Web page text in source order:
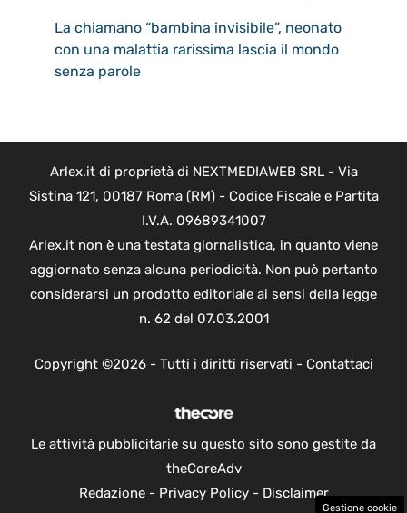
La chiamano “bambina invisibile”, neonato
con una malattia rarissima lascia il mondo
senza parole
Arlex.it di proprietà di NEXTMEDIAWEB SRL - Via
Sistina 121, 00187 Roma (RM) - Codice Fiscale e Partita
I.V.A. 09689341007
Arlex.it non è una testata giornalistica, in quanto viene
aggiornato senza alcuna periodicità. Non può pertanto
considerarsi un prodotto editoriale ai sensi della legge
n. 62 del 07.03.2001
Copyright ©2026 - Tutti i diritti riservati - Contattaci
Le attività pubblicitarie su questo sito sono gestite da
theCoreAdv
Redazione- Privacy Policy- Disclaimer
Gestione cookie